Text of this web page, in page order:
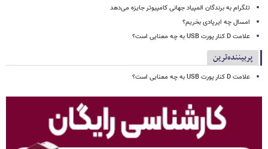
تلگرام به برندگان المپیاد جهانی کامپیوتر جایزه می‌دهد
امسال چه ایرپادی بخریم؟
علامت D کنار پورت USB به چه معنایی است؟
پربیننده‌ترین
علامت D کنار پورت USB به چه معنایی است؟